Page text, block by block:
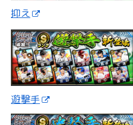
抑え
遊撃手